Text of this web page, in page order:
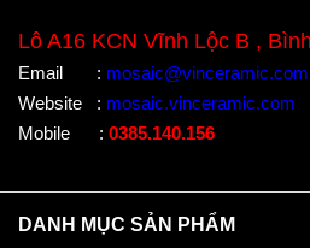
Lô A16 KCN Vĩnh Lộc B ,
Email : mosaic@vinceramic.com
Website
: mosaic.vinceramic.com
Mobile
: 0385.140.156
DANH MỤC SẢN PHẨM